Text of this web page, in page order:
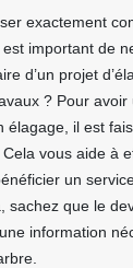
exactement
est important de
d’un projet
? Pour
élagage, il est
vous aide à
un
sachez que le
information